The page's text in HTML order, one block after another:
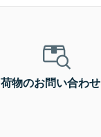
荷物のお問い合わせ